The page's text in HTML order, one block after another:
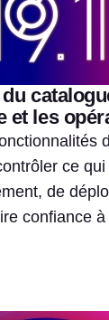
et les
ce
de
confiance